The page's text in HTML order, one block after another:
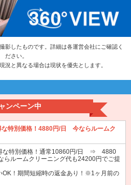
影したものです。詳細は各運営会社にご確認く
ださい。
況と異なる場合は現状を優先とします。
ンペーン中
な特別価格！4880円/日 今ならルームク
な特別価格！通常10860円/日 ⇒ 4880
ルームクリーニング代も24200円でご提
OK！期間短縮時の返金あり！※1ヶ月前の